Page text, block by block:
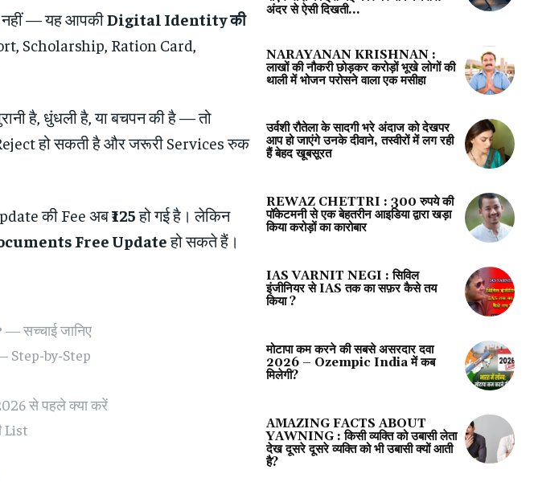
नहीं — यह आपकीDigital Identity की
Scholarship, Ration Card,
है, धुंधली है, या बचपन की है — तो
हो सकती है और जरूरी Services रुक
की Fee अब₹125हो गई है। लेकिन
Free Updateहो सकते हैं।
— सच्चाई जानिए
Step-by-Step
से पहले क्या करें
List
अंदर से ऐसी दिखती...
NARAYANAN KRISHNAN :
लाखों की नौकरी छोड़कर करोड़ों भूखे लोगों की
थाली में भोजन परोसने वाला एक मसीहा
उर्वशी रौतेला के सादगी भरे अंदाज को देखपर
आप हो जाएंगे उनके दीवाने, तस्वीरों में लग रही
हैं बेहद खूबसूरत
REWAZ CHETTRI : 300 रुपये की
पॉकेटमनी से एक बेहतरीन आइडिया द्वारा खड़ा
किया करोड़ों का कारोबार
IAS VARNIT NEGI : सिविल
इंजीनियर से IAS तक का सफ़र कैसे तय
किया ?
मोटापा कम करने की सबसे असरदार दवा
2026 – Ozempic India में कब
मिलेगी?
AMAZING FACTS ABOUT
YAWNING : किसी व्यक्ति को उबासी लेता
देख दूसरे दूसरे व्यक्ति को भी उबासी क्यों आती
है?